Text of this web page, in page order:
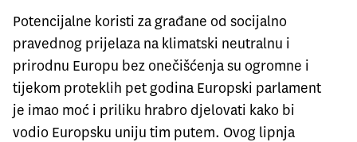
Potencijalne koristi za građane od socijalno
pravednog prijelaza na klimatski neutralnu i
prirodnu Europu bez onečišćenja su ogromne i
tijekom proteklih pet godina Europski parlament
je imao moć i priliku hrabro djelovati kako bi
vodio Europsku uniju tim putem. Ovog lipnja